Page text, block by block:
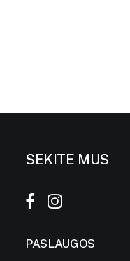
SEKITE MUS
PASLAUGOS